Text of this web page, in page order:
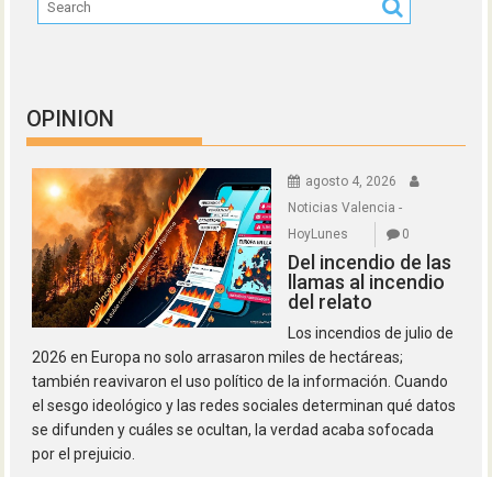
OPINION
agosto 4, 2026
Noticias Valencia -
HoyLunes
0
Del incendio de las
llamas al incendio
del relato
Los incendios de julio de
2026 en Europa no solo arrasaron miles de hectáreas;
también reavivaron el uso político de la información. Cuando
el sesgo ideológico y las redes sociales determinan qué datos
se difunden y cuáles se ocultan, la verdad acaba sofocada
por el prejuicio.